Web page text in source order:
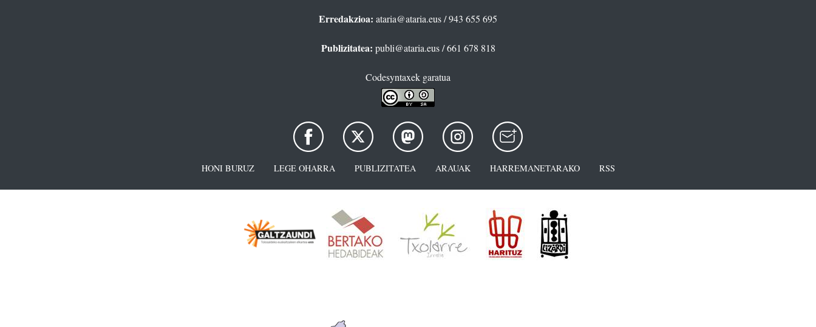
Erredakzioa: ataria@ataria.eus/ 943 655 695
Publizitatea: publi@ataria.eus/ 661 678 818
Codesyntaxek garatua
HONI BURUZ LEGE OHARRA PUBLIZITATEA ARAUAK HARREMANETARAKO RSS